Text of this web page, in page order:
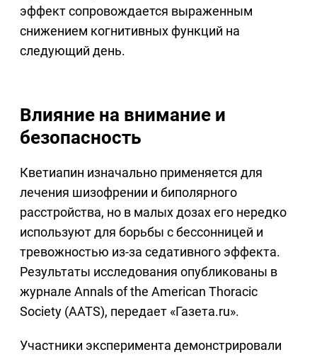
эффект сопровождается выраженным
снижением когнитивных функций на
следующий день.
Влияние на внимание и
безопасность
Кветиапин изначально применяется для
лечения шизофрении и биполярного
расстройства, но в малых дозах его нередко
используют для борьбы с бессонницей и
тревожностью из-за седативного эффекта.
Результаты исследования опубликованы в
журнале Annals of the American Thoracic
Society (AATS), передает «Газета.ru».
Участники эксперимента демонстрировали